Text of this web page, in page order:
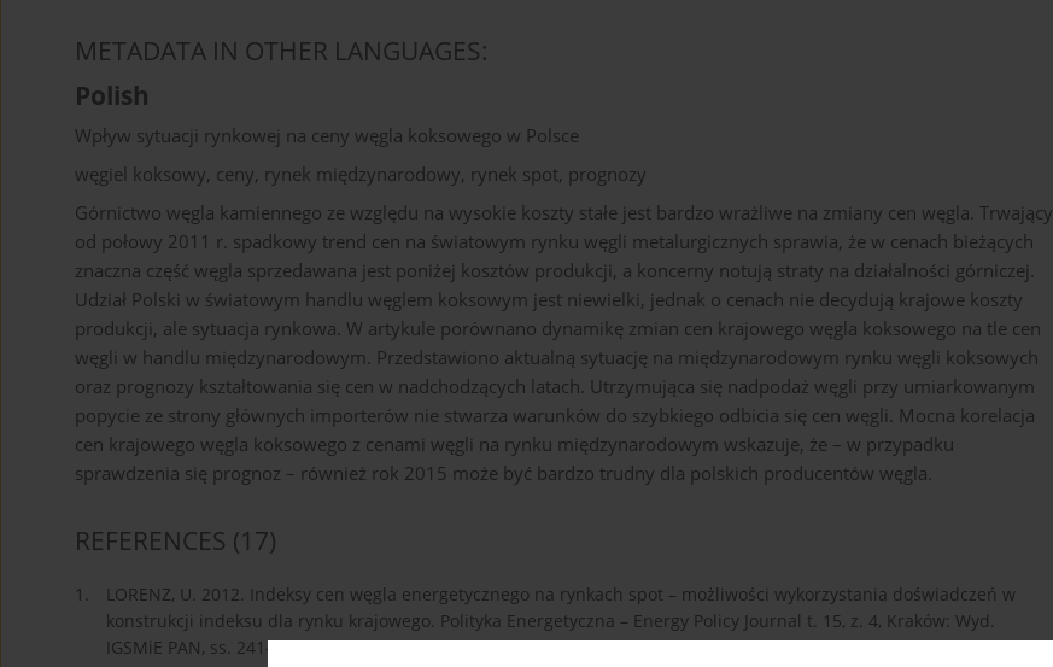
METADATA IN OTHER LANGUAGES:
Polish
Wpływ sytuacji rynkowej na ceny węgla koksowego w Polsce
węgiel koksowy, ceny, rynek międzynarodowy, rynek spot, prognozy
Górnictwo węgla kamiennego ze względu na wysokie koszty stałe jest bardzo wrażliwe na zmiany cen węgla. Trwający
od połowy 2011 r. spadkowy trend cen na światowym rynku węgli metalurgicznych sprawia, że w cenach bieżących
znaczna część węgla sprzedawana jest poniżej kosztów produkcji, a koncerny notują straty na działalności górniczej.
Udział Polski w światowym handlu węglem koksowym jest niewielki, jednak o cenach nie decydują krajowe koszty
produkcji, ale sytuacja rynkowa. W artykule porównano dynamikę zmian cen krajowego węgla koksowego na tle cen
węgli w handlu międzynarodowym. Przedstawiono aktualną sytuację na międzynarodowym rynku węgli koksowych
oraz prognozy kształtowania się cen w nadchodzących latach. Utrzymująca się nadpodaż węgli przy umiarkowanym
popycie ze strony głównych importerów nie stwarza warunków do szybkiego odbicia się cen węgli. Mocna korelacja
cen krajowego węgla koksowego z cenami węgli na rynku międzynarodowym wskazuje, że – w przypadku
sprawdzenia się prognoz – również rok 2015 może być bardzo trudny dla polskich producentów węgla.
REFERENCES (17)
1.
LORENZ, U. 2012. Indeksy cen węgla energetycznego na rynkach spot – możliwości wykorzystania doświadczeń w
konstrukcji indeksu dla rynku krajowego. Polityka Energetyczna – Energy Policy Journal t. 15, z. 4, Kraków: Wyd.
IGSMiE PAN, ss. 241–253.